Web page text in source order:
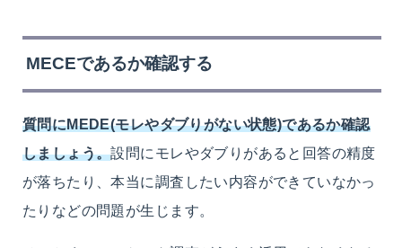
MECEであるか確認する
質問にMEDE(モレやダブりがない状態)であるか確認
しましょう。設問にモレやダブりがあると回答の精度
が落ちたり、本当に調査したい内容ができていなかっ
たりなどの問題が生じます。